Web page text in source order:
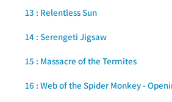
13 : Relentless Sun
14 : Serengeti Jigsaw
15 : Massacre of the Termites
16 : Web of the Spider Monkey -